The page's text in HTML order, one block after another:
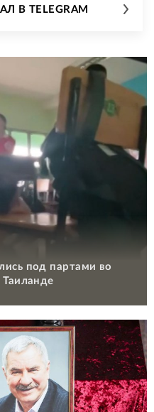
В TELEGRAM
под партами во